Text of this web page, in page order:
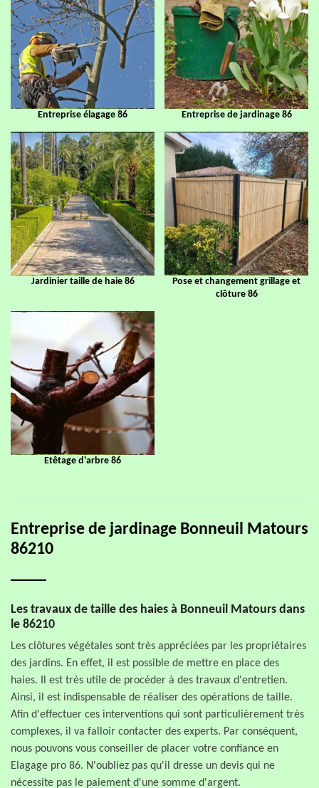
Entreprise élagage 86 Entreprise de jardinage 86
Jardinier taille de haie 86
Pose et changement grillage et
clôture 86
Etêtage d'arbre 86
Entreprise de jardinage Bonneuil Matours
86210
Les travaux de taille des haies à Bonneuil Matours dans
le 86210
Les clôtures végétales sont très appréciées par les propriétaires
des jardins. En effet, il est possible de mettre en place des
haies. Il est très utile de procéder à des travaux d'entretien.
Ainsi, il est indispensable de réaliser des opérations de taille.
Afin d'effectuer ces interventions qui sont particulièrement très
complexes, il va falloir contacter des experts. Par conséquent,
nous pouvons vous conseiller de placer votre confiance en
Elagage pro 86. N'oubliez pas qu'il dresse un devis qui ne
nécessite pas le paiement d'une somme d'argent.